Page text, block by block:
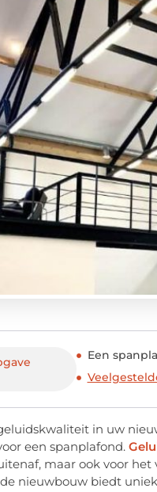
Een
in uw
een spanplafond.
maar ook voor
nieuwbouw biedt